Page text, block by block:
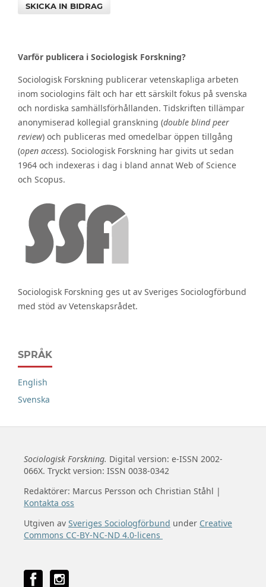
SKICKA IN BIDRAG
Varför publicera i Sociologisk Forskning?
Sociologisk Forskning publicerar vetenskapliga arbeten
inom sociologins fält och har ett särskilt fokus på svenska
och nordiska samhällsförhållanden. Tidskriften tillämpar
anonymiserad kollegial granskning (double blind peer
review) och publiceras med omedelbar öppen tillgång
(open access). Sociologisk Forskning har givits ut sedan
1964 och indexeras i dag i bland annat Web of Science
och Scopus.
Sociologisk Forskning ges ut av Sveriges Sociologförbund
med stöd av Vetenskapsrådet.
SPRÅK
English
Svenska
Sociologisk Forskning. Digital version: e-ISSN 2002-
066X. Tryckt version: ISSN 0038-0342
Redaktörer: Marcus Persson och Christian Ståhl |
Kontakta oss
Utgiven av Sveriges Sociologförbund under Creative
Commons CC-BY-NC-ND 4.0-licens